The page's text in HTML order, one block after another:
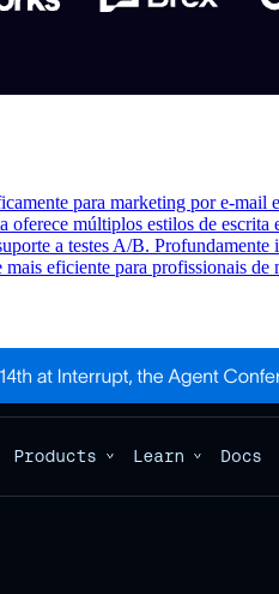
para marketing por e-
múltiplos estilos de
a testes A/B.
eficiente para profissionais de